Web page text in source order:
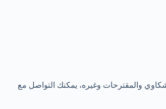
والمقترحات وغيره، يمكنك التواصل مع